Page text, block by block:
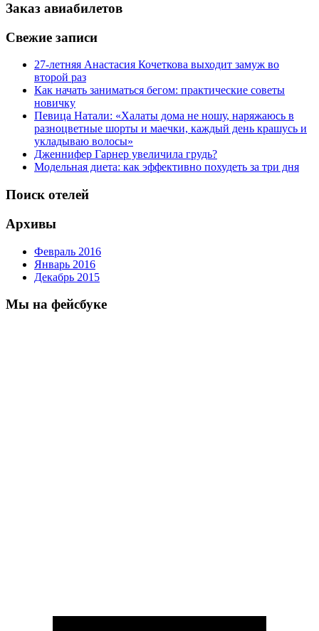
Заказ авиабилетов
Свежие записи
27-летняя Анастасия Кочеткова выходит замуж во
второй раз
Как начать заниматься бегом: практические советы
новичку
Певица Натали: «Халаты дома не ношу, наряжаюсь в
разноцветные шорты и маечки, каждый день крашусь и
укладываю волосы»
Дженнифер Гарнер увеличила грудь?
Модельная диета: как эффективно похудеть за три дня
Поиск отелей
Архивы
Февраль 2016
Январь 2016
Декабрь 2015
Мы на фейсбуке